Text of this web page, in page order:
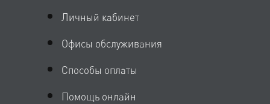
Личный кабинет
Офисы обслуживания
Способы оплаты
Помощь онлайн